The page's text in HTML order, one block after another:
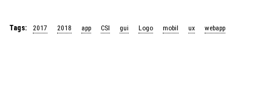
Tags: 2017 2018 app CSI gui Logo mobil ux webapp